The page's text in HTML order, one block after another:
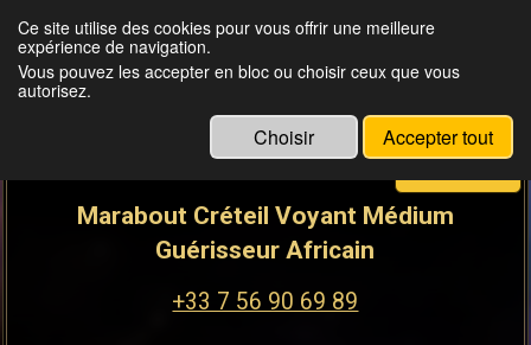
MAÎTRE BORDIN
don de naissance et 20 ans d'expérience
Marabout Créteil Voyant Médium
Guérisseur Africain
+33 7 56 90 69 89
Ce site utilise des cookies pour vous offrir une meilleure
expérience de navigation.
Vous pouvez les accepter en bloc ou choisir ceux que vous
autorisez.
Choisir Accepter tout